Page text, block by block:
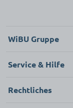
WiBU Gruppe
Service & Hilfe
Rechtliches